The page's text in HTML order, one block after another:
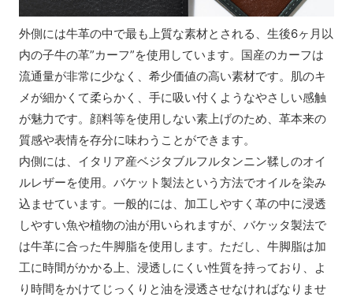
外側には牛革の中で最も上質な素材とされる、生後6ヶ月以
内の子牛の革”カーフ”を使用しています。国産のカーフは
流通量が非常に少なく、希少価値の高い素材です。肌のキ
メが細かくて柔らかく、手に吸い付くようなやさしい感触
が魅力です。顔料等を使用しない素上げのため、革本来の
質感や表情を存分に味わうことができます。
内側には、イタリア産ベジタブルフルタンニン鞣しのオイ
ルレザーを使用。バケット製法という方法でオイルを染み
込ませています。一般的には、加工しやすく革の中に浸透
しやすい魚や植物の油が用いられますが、バケッタ製法で
は牛革に合った牛脚脂を使用します。ただし、牛脚脂は加
工に時間がかかる上、浸透しにくい性質を持っており、よ
り時間をかけてじっくりと油を浸透させなければなりませ